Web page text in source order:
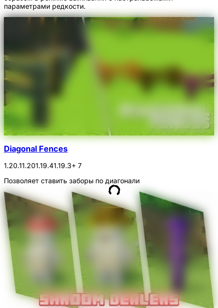
параметрами редкости.
Diagonal Fences
1.20.11.201.19.41.19.3+ 7
Позволяет ставить заборы по диагонали